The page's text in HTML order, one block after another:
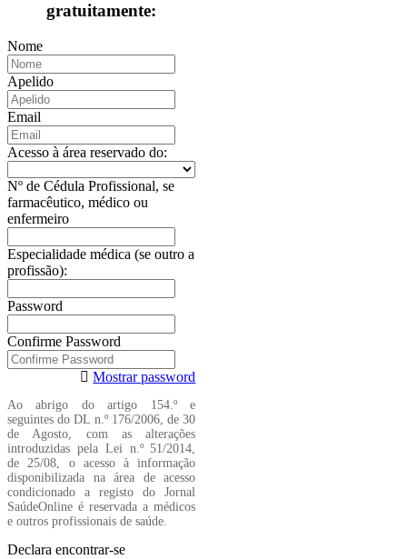
gratuitamente:
Nome
Apelido
Email
Acesso à área reservado do:
Nº de Cédula Profissional, se
farmacêutico, médico ou
enfermeiro
Especialidade médica (se outro a
profissão):
Password
Confirme Password
Mostrar password
Ao abrigo do artigo 154.º e
seguintes do DL n.º 176/2006, de 30
de Agosto, com as alterações
introduzidas pela Lei n.º 51/2014,
de 25/08, o acesso à informação
disponibilizada na área de acesso
condicionado a registo do Jornal
SaúdeOnline é reservada a médicos
e outros profissionais de saúde.
Declara encontrar-se